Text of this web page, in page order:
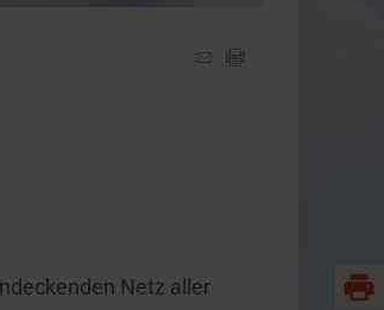
Netz aller
print